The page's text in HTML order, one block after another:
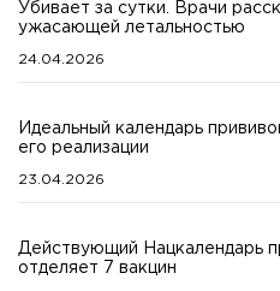
Убивает за сутки. Врачи
ужасающей летальностью
24.04.2026
Идеальный календарь
его реализации
23.04.2026
Действующий Нацкалендарь
отделяет 7 вакцин